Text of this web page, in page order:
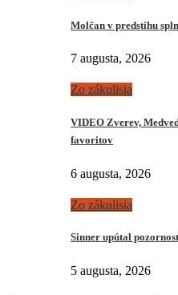
Molčan v predstihu
7 augusta, 2026
Zo zákulisia
VIDEO Zverev,
favoritov
6 augusta, 2026
Zo zákulisia
Sinner upútal
5 augusta, 2026